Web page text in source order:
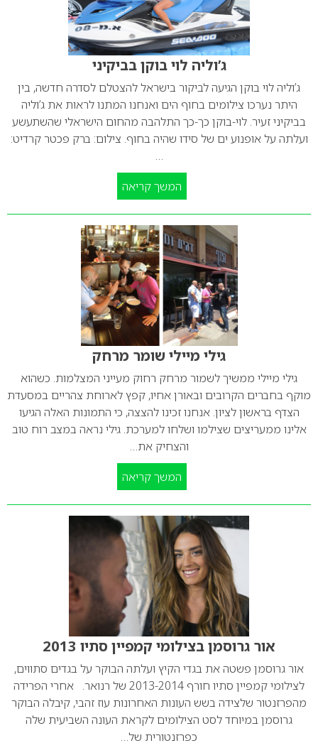
ג’וליה לוי בוקן בביקיני
ג’וליה לוי בוקן הגיעה לביקור בישראל להצטלם לסדרה חדשה, בין
היתר נערכו צילומים בחוף הים ואנחנו המתנו לראות את ג’וליה
בביקיני זעיר. לוי-בוקן כך-כך התלהבה מהחום הישראלי שהשתעשע
ועלתה על אופנוע ים של סידו שהיה בחוף. צילום: ברק פכטר קרדיט:
…
המשך קריאה
גילי מיילי שומר מרחק
גילי מיילי ממשיך לשמור מרחק רחוק מעייני המצלמות. כשהוא
מוקף בחברים הקרובים ובאורן אחיו, קפץ לארוחת צהריים במסעדת
הצדף בראשון לציון. אנחנו זכינו להצצה, כי התמונות האלה הגיעו
אלינו ממעריצים שצילמו ושלחו למערכת. גילי נראה במצב רוח טוב
והצחיק את…
המשך קריאה
אור גרוסמן בצילומי קמפיין סתיו 2013
אור גרוסמן פשטה את בגדי הקיץ ועלתה הבוקר על בגדים סתווים,
לצילומי קמפיין סתיו חורף 2013-2014 של רנואר. אחרי הפרידה
מהפרזנטור שלצידה בשש העונות האחרונות עוז זהבי, קיבלה הבוקר
גרוסמן במיוחד לסט הצילומים לקראת העונה השביעית שלה
כפרזנטורית של…